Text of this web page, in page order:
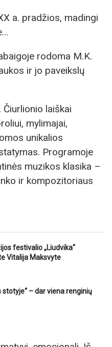
a. pradžios, madingi
rodoma M.K.
ir jo paveikslų
laiškai
mylimajai,
unikalios
Programoje
muzikos klasika –
ir kompozitoriaus
festivalio „Liudvika“
Vitalija Maksvyte
stotyje“ – dar viena renginių